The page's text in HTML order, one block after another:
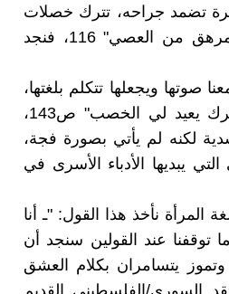
تضمد جراحه، تترك خصلات
شعرها على صدره، يراها تقبله، تداعب جسده المرهق من العصي" 116، فنجد
صوتها ويجعلها تتكلم بلغتها،
بصوتها: "والله يا أوس أن أيامي جفاف، أريد مطرك يعيد لي الخصب" ص143،
لكنه لم يأتي بصورة فجة،
يبديها الأدباء الأسرى في
المرأة نأخذ هذا القول: "ـ أنا
سحابة عشقك" ص159، إذا ما توقفنا عند القولين سنجد أن
وتموز يتسامران بكلام العشق
السوري/الفلسطيني القديم